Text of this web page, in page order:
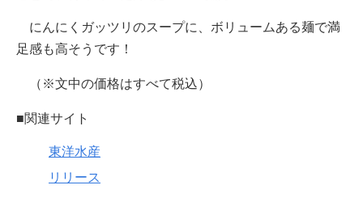
にんにくガッツリのスープに、ボリュームある麺で満
足感も高そうです！
（※文中の価格はすべて税込）
■関連サイト
東洋水産
リリース